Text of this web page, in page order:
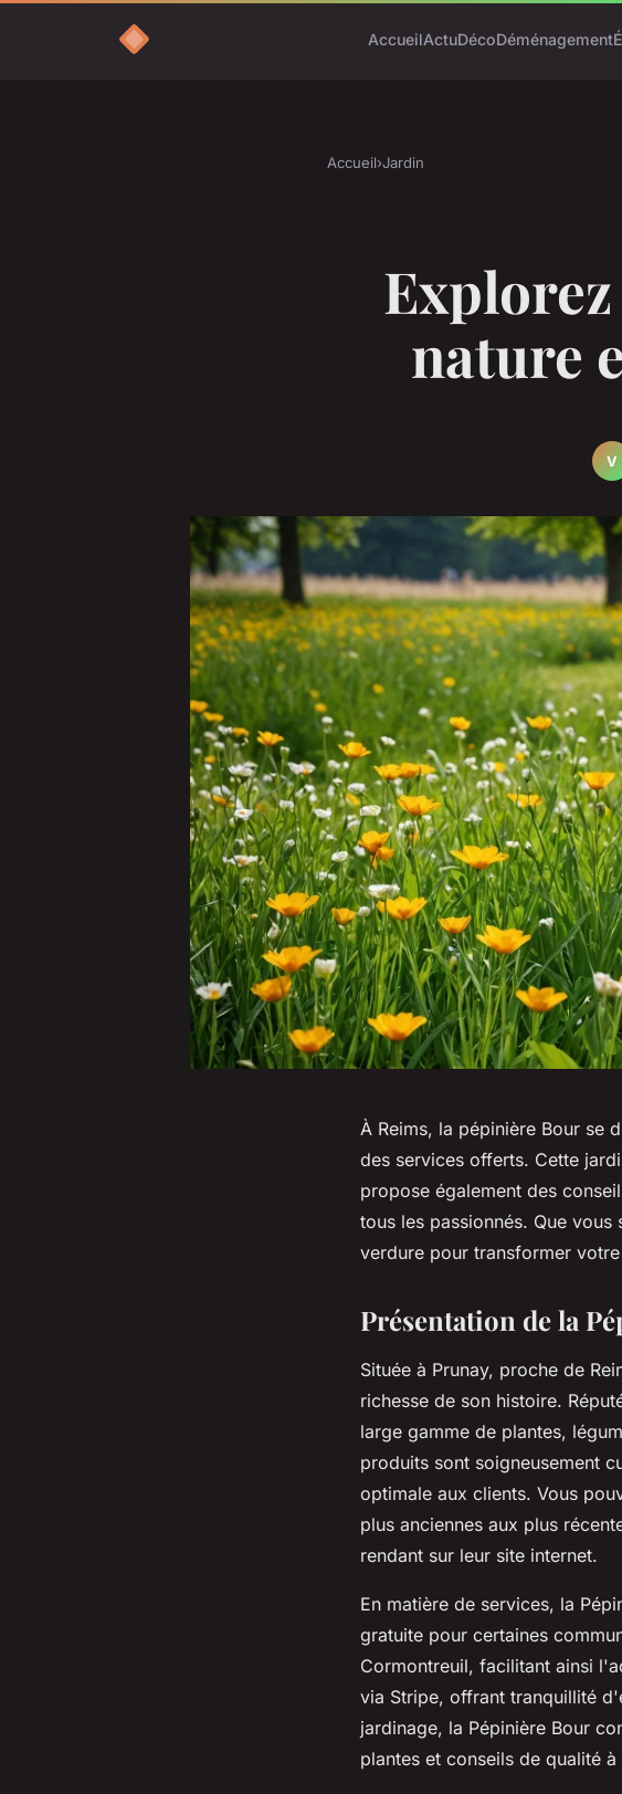
AccueilActuDécoDéménagement
Accueil›Jardin
nature
V
À Reims, la pépinière Bour se
des services offerts. Cette
propose également des
tous les passionnés. Que
verdure pour transformer
Présentation de la
Située à Prunay, proche de
richesse de son histoire.
large gamme de plantes,
produits sont soigneusement
optimale aux clients. Vous
plus anciennes aux plus
rendant sur leur site internet.
En matière de services, la
gratuite pour certaines
Cormontreuil, facilitant ainsi
via Stripe, offrant tranquillité
jardinage, la Pépinière Bour
plantes et conseils de qualité à